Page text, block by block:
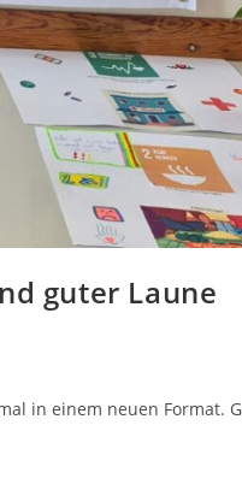
guter Laune
in einem neuen Format.